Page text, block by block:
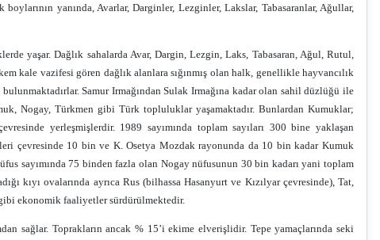
yanında, Avarlar, Darginler, Lezginler, Lakslar, Tabasaranlar, Ağullar,
yaşar. Dağlık sahalarda Avar, Dargin, Lezgin, Laks, Tabasaran, Ağul, Rutul,
kale vazifesi gören dağlık alanlara sığınmış olan halk, genellikle hayvancılık
Samur Irmağından Sulak Irmağına kadar olan sahil düzlüğü ile
Nogay, Türkmen gibi Türk topluluklar yaşamaktadır. Bunlardan Kumuklar;
yerleşmişlerdir. 1989 sayımında toplam sayıları 300 bine yaklaşan
çevresinde 10 bin ve K. Osetya Mozdak rayonunda da 10 bin kadar Kumuk
sayımında 75 binden fazla olan Nogay nüfusunun 30 bin kadarı yani toplam
kıyı ovalarında ayrıca Rus (bilhassa Hasanyurt ve Kızılyar çevresinde), Tat,
ekonomik faaliyetler sürdürülmektedir.
sağlar. Toprakların ancak % 15’i ekime elverişlidir. Tepe yamaçlarında seki